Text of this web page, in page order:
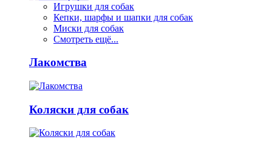
Игрушки для собак
Кепки, шарфы и шапки для собак
Миски для собак
Смотреть ещё...
Лакомства
Коляски для собак